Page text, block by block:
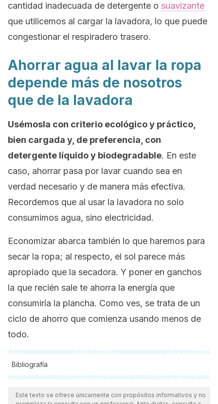
cantidad inadecuada de detergente o suavizante
que utilicemos al cargar la lavadora, lo que puede
congestionar el respiradero trasero.
Ahorrar agua al lavar la ropa
depende más de nosotros
que de la lavadora
Usémosla con criterio ecológico y práctico,
bien cargada y, de preferencia, con
detergente líquido y biodegradable. En este
caso, ahorrar pasa por lavar cuando sea en
verdad necesario y de manera más efectiva.
Recordemos que al usar la lavadora no solo
consumimos agua, sino electricidad.
Economizar abarca también lo que haremos para
secar la ropa; al respecto, el sol parece más
apropiado que la secadora. Y poner en ganchos
la que recién sale te ahorra la energía que
consumiría la plancha. Como ves, se trata de un
ciclo de ahorro que comienza usando menos de
todo.
Bibliografía
Todas las fuentes citadas fueron revisadas a profundidad por
nuestro equipo, para asegurar su calidad, confiabilidad,
Este texto se ofrece únicamente con propósitos informativos y no